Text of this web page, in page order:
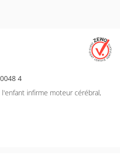
4
infirme moteur cérébral,